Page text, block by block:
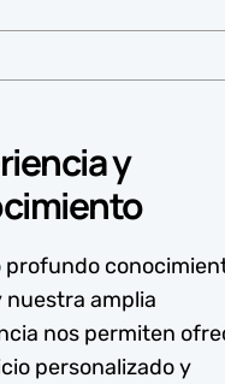
y
profundo
nuestra amplia
nos permiten
personalizado y